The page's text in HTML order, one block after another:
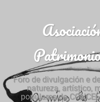
Foro de divulgación e
natureza, artístico,
populares do